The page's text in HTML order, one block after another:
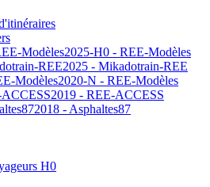
2025-H0 - REE-Modèles
2025 - Mikadotrain-REE
2020-N - REE-Modèles
2019 - REE-ACCESS
2018 - Asphaltes87
H0